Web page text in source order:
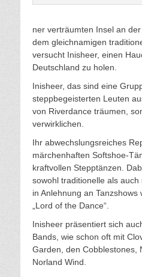
ner verträumten Insel an
dem gleichnamigen
versucht Inisheer, einen
Deutschland zu holen.
Inisheer, das sind eine
steppbegeisterten Leuten
von Riverdance träumen,
verwirklichen.
Ihr abwechslungsreiches
märchenhaften Softshoe-
kraftvollen Stepptänzen.
sowohl traditionelle als auch
in Anlehnung an Tanzshows
„Lord of the Dance“.
Inisheer präsentiert sich
Bands, wie schon oft mit
Garden, den Cobblestones,
Norland Wind.